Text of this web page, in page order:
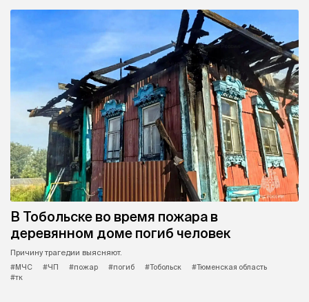
В Тобольске во время пожара в
деревянном доме погиб человек
Причину трагедии выясняют.
#МЧС
#ЧП #пожар #погиб #Тобольск
#Тюменская область
#тк